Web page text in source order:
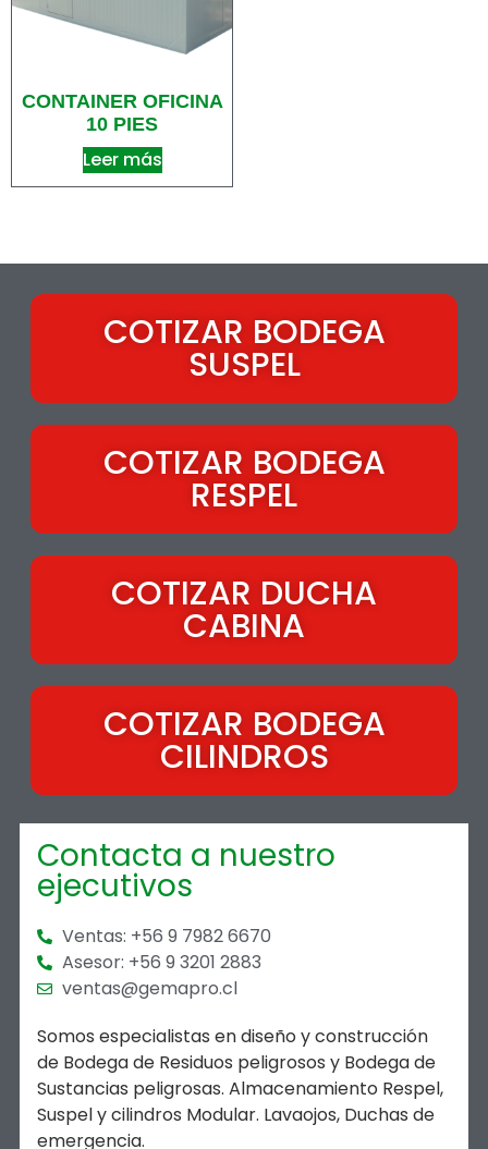
CONTAINER OFICINA
10 PIES
Leer más
COTIZAR BODEGA
SUSPEL
COTIZAR BODEGA
RESPEL
COTIZAR DUCHA
CABINA
COTIZAR BODEGA
CILINDROS
Contacta a nuestro
ejecutivos
Ventas: +56 9 7982 6670
Asesor: +56 9 3201 2883
ventas@gemapro.cl
Somos especialistas en diseño y construcción
de Bodega de Residuos peligrosos y Bodega de
Sustancias peligrosas. Almacenamiento Respel,
Suspel y cilindros Modular. Lavaojos, Duchas de
emergencia.